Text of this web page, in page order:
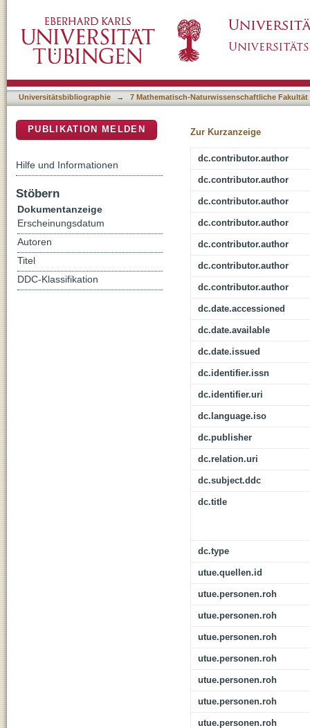
regulated early cell physiological
Universitätsbibliographie → 7 Mathematisch-Naturwissenschaftliche Fakultät
Zur Kurzanzeige
dc.contributor.author
dc.contributor.author
dc.contributor.author
dc.contributor.author
dc.contributor.author
dc.contributor.author
dc.contributor.author
dc.date.accessioned
dc.date.available
dc.date.issued
dc.identifier.issn
dc.identifier.uri
dc.language.iso
dc.publisher
dc.relation.uri
dc.subject.ddc
dc.title
dc.type
utue.quellen.id
utue.personen.roh
utue.personen.roh
utue.personen.roh
utue.personen.roh
utue.personen.roh
utue.personen.roh
utue.personen.roh
PUBLIKATION MELDEN
Hilfe und Informationen
Stöbern
Dokumentanzeige
Erscheinungsdatum
Autoren
Titel
DDC-Klassifikation